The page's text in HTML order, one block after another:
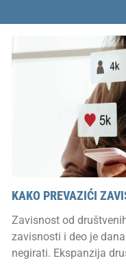
KAKO PREVAZIĆI
Zavisnost od
zavisnosti i deo je
negirati. Ekspanzija